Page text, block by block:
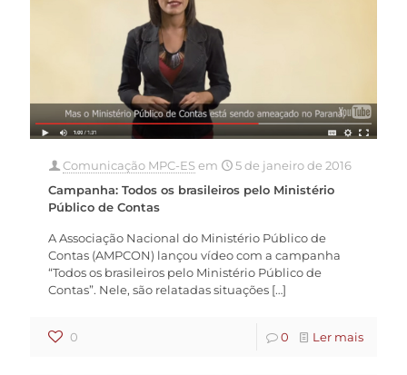
Comunicação MPC-ESem
5 de janeiro de 2016
Campanha: Todos os brasileiros pelo Ministério
Público de Contas
A Associação Nacional do Ministério Público de
Contas (AMPCON) lançou vídeo com a campanha
“Todos os brasileiros pelo Ministério Público de
Contas”. Nele, são relatadas situações […]
0 0 Ler mais